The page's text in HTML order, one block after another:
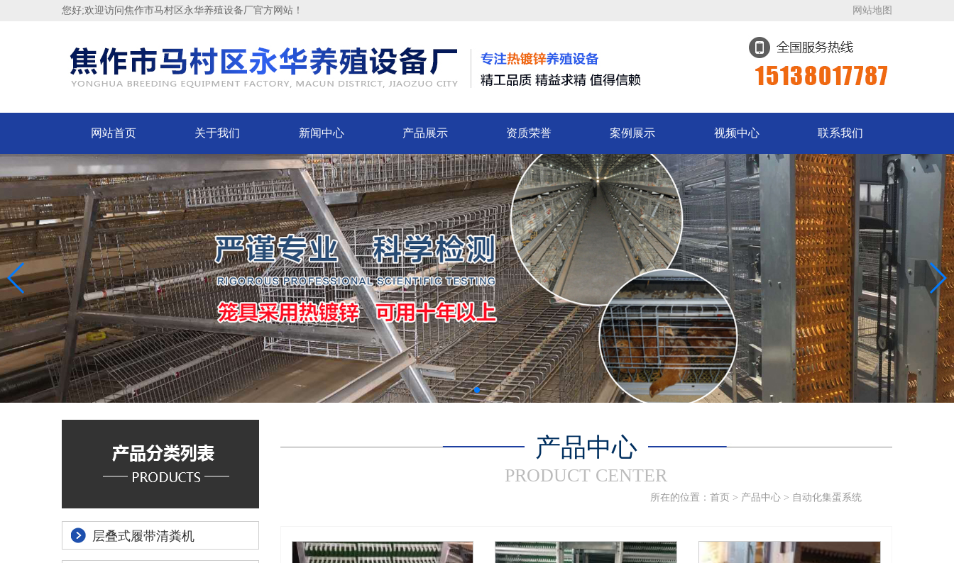
您好;欢迎访问焦作市马村区永华养殖设备厂官方网站！ 网站地图
网站首页 关于我们 新闻中心 产品展示 资质荣誉 案例展示 视频中心 联系我们
层叠式履带清粪机
产品中心
PRODUCT CENTER
所在的位置： 首页 > 产品中心> 自动化集蛋系统